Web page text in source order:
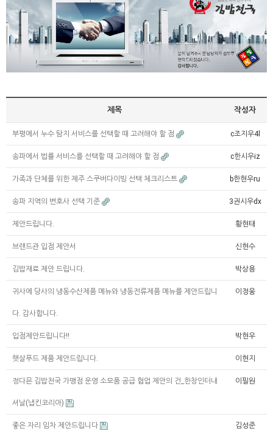
제목 작성자
부평에서 누수 탐지 서비스를 선택할 때 고려해야 할 점 c조지우4l
송파에서 법률 서비스를 선택할 때 고려해야 할 점 c한시우iz
가족과 단체를 위한 제주 스쿠버다이빙 선택 체크리스트 b한현우ru
송파 지역의 변호사 선택 기준 3권시우dx
제안드립니다. 황현태
브랜드관 입점 제안서 신현수
김밥재료 제안 드립니다. 박상용
귀사에 당사의 냉동수산제품 메뉴와 냉동전류제품 메뉴를 제안드립니
다. 감사합니다.
이정웅
입점제안드립니다!! 박현우
햇살푸드 제품 제안드립니다. 이현지
정다믄 김밥천국 가맹점 운영 소모품 공급 협업 제안의 건_한창인터내
셔날(냅킨코리아)
이필원
좋은 자리 임차 제안드립니다 김성준